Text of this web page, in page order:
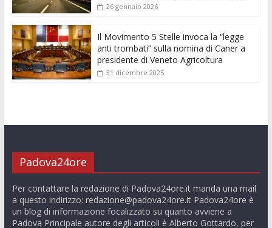
26 gennaio 2026
Il Movimento 5 Stelle invoca la “legge
anti trombati” sulla nomina di Caner a
presidente di Veneto Agricoltura
31 dicembre 2025
Padova24ore
Per contattare la redazione di Padova24ore.it manda una mail
a questo indirizzo: redazione@padova24ore.itPadova24ore è
un blog di informazione focalizzato su quanto avviene a
Padova Principale autore degli articoli è Alberto Gottardo, per